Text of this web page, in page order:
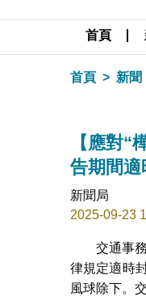
首頁
首頁 新聞
【應對
告期間適
新聞局
2025-09-23
交通事
律規定適時
風球除下。